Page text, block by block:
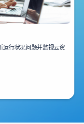
运行状况问题并监视云资